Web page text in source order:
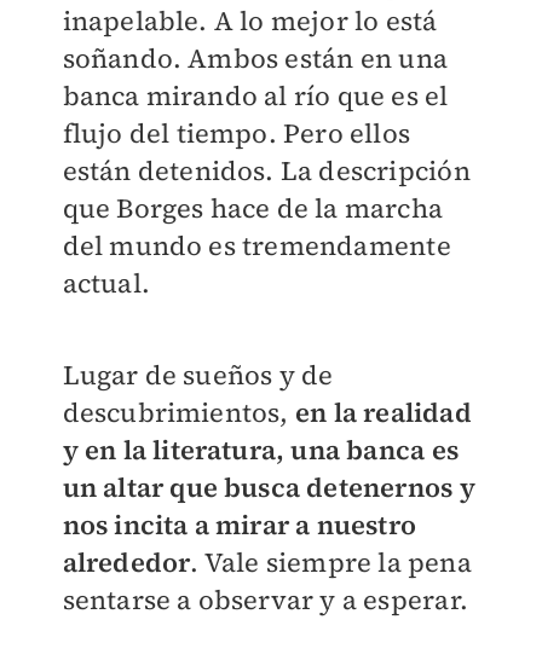
inapelable. A lo mejor lo está
soñando. Ambos están en una
banca mirando al río que es el
flujo del tiempo. Pero ellos
están detenidos. La descripción
que Borges hace de la marcha
del mundo es tremendamente
actual.
Lugar de sueños y de
descubrimientos, en la realidad
y en la literatura, una banca es
un altar que busca detenernos y
nos incita a mirar a nuestro
alrededor. Vale siempre la pena
sentarse a observar y a esperar.